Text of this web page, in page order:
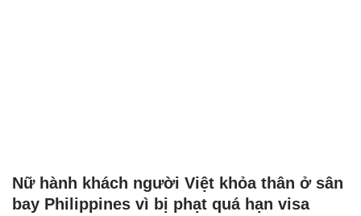
Nữ hành khách người Việt khỏa thân ở sân
bay Philippines vì bị phạt quá hạn visa